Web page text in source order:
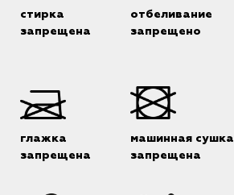
стирка
запрещена
отбеливание
запрещено
глажка
запрещена
машинная сушка
запрещена